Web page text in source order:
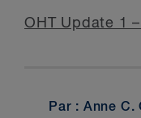
OHT Update 1
Par : Anne C.